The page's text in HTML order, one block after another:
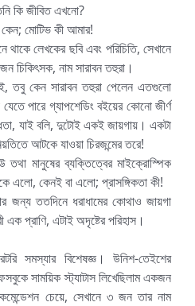
কি জীবিত এখনো?
কেন; মোটিভ কী আমার!
থাকে লেখকের ছবি এবং পরিচিতি, সেখানে
চিকিৎসক, নাম সারাবন তহুরা।
তবু কেন সারাবন তহুরা পেলেন এতগুলো
পারে গ্যাপশেডিং বইয়ের কোনো জীর্ণ
যাই বলি, দুটোই একই জায়গায়। একটা
আটকে যাওয়া চিরজন্মের তরে!
তথা মানুষের ব্যক্তিত্বের মাইক্রোস্পিক
এলো, কেনই বা এলো; প্রাসঙ্গিকতা কী!
জন্য ততদিনে ধরাধামের কোথাও জায়গা
প্রাণি, এটাই অদৃষ্টের পরিহাস।
সমস্যার বিশেষজ্ঞ। উনিশ-তেইশের
সাময়িক স্ট্যাটাস লিখেছিলাম একজন
চেয়ে, সেখানে ৩ জন তার নাম